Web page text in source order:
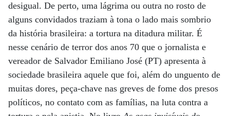
desigual. De perto, uma lágrima ou outra no rosto de
alguns convidados traziam à tona o lado mais sombrio
da história brasileira: a tortura na ditadura militar. É
nesse cenário de terror dos anos 70 que o jornalista e
vereador de Salvador Emiliano José (PT) apresenta à
sociedade brasileira aquele que foi, além do unguento de
muitas dores, peça-chave nas greves de fome dos presos
políticos, no contato com as famílias, na luta contra a